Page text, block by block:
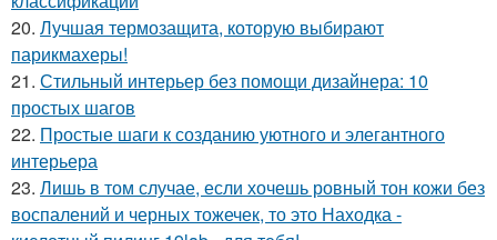
20. Лучшая термозащита, которую выбирают
парикмахеры!
21. Стильный интерьер без помощи дизайнера: 10
простых шагов
22. Простые шаги к созданию уютного и элегантного
интерьера
23. Лишь в том случае, если хочешь ровный тон кожи без
воспалений и черных тожечек, то это Находка -